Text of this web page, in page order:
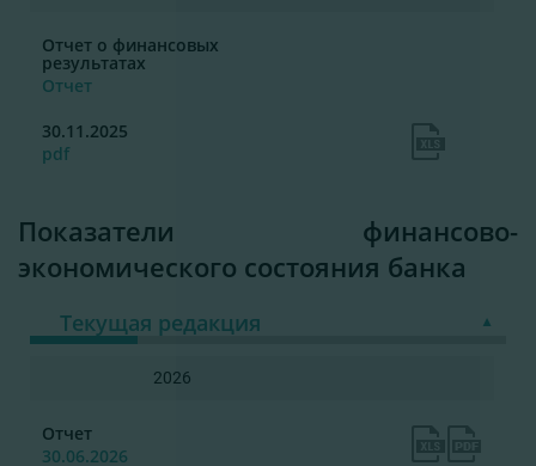
Отчет о финансовых
результатах
Отчет
30.11.2025
pdf
Показатели финансово-
экономического состояния банка
Текущая редакция
2026
Отчет
30.06.2026